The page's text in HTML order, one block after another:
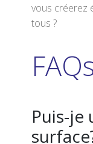
vous créerez
tous ?
Puis-